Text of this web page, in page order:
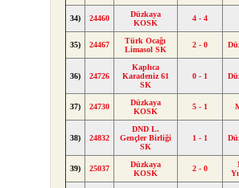
34) 24460
Düzkaya
KOSK
4 - 4
35) 24467
Türk Ocağı
Limasol SK
2 - 0
36) 24726
Kaplıca
Karadeniz 61
SK
0 - 1
37) 24730
Düzkaya
KOSK
5 - 1
38) 24832
DND L.
Gençler Birliği
SK
1 - 1
39) 25037
Düzkaya
KOSK
2 - 0